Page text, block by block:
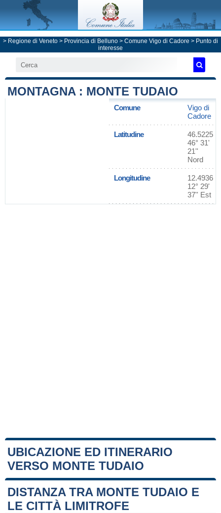
> Regione di Veneto > Provincia di Belluno > Comune Vigo di Cadore > Punto di
interesse
MONTAGNA : MONTE TUDAIO
Comune
Vigo di
Cadore
Latitudine
46.5225
46° 31'
21''
Nord
Longitudine
12.4936
12° 29'
37'' Est
UBICAZIONE ED ITINERARIO
VERSO MONTE TUDAIO
+
−
Leaflet | Map data ©OpenStreetMap
DISTANZA TRA MONTE TUDAIO E
LE CITTÀ LIMITROFE